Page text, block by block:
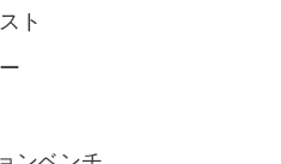
ト